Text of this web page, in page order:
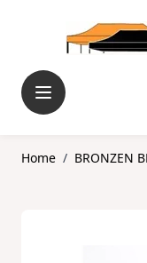
Home / BRONZEN